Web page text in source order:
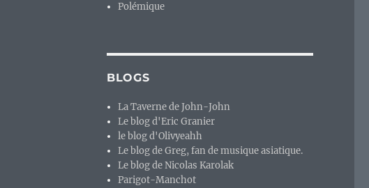
Polémique
BLOGS
La Taverne de John-John
Le blog d'Eric Granier
le blog d'Olivyeahh
Le blog de Greg, fan de musique asiatique.
Le blog de Nicolas Karolak
Parigot-Manchot